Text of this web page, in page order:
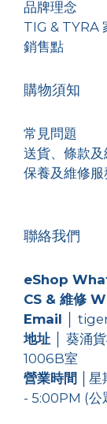
品牌理念
TIG & TYRA
銷售點
購物須知
常見問題
送貨、條款及
保養及維修
聯絡我們
eShop
CS & 維修
Email
│
地址
│ 葵涌
1006B室
營業時間 │
- 5:00PM (公